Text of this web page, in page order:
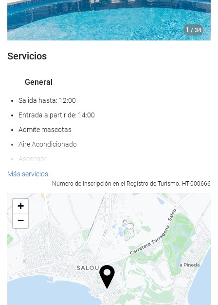
1 / 34
Servicios
General
Salida hasta: 12:00
Entrada a partir de: 14:00
Admite mascotas
Aire Acondicionado
Ascensor
Adaptado para personas con movilidad reducida
Habitaciones No fumadores
Hotel no fumadores
Piscina
Piscina
Piscina exterior
Piscina al aire libre (todo el año)
Piscina al aire libre (de temporada)
Más servicios
Número de inscripción en el Registro de Turismo: HT-000666
+
−